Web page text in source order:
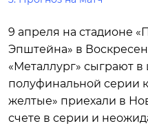
9 апреля на стадионе
Эпштейна» в
«Металлург» сыграют
полуфинальной серии
желтые» приехали в
счете в серии и